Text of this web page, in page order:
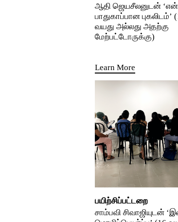
ஆதி ஜெயசீலனுடன் ‘என்
பாதுகாப்பான புகலிடம்’
வயது அல்லது அதற்கு
மேற்பட்டோருக்கு)
Learn More
பயிற்சிப்பட்டறை
சாம்பவி சிவாஜியுடன்